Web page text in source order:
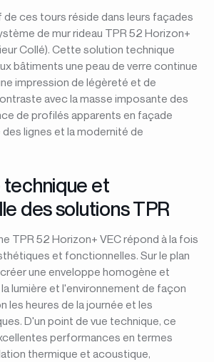
ces tours réside dans leurs façades
de mur rideau TPR 52 Horizon+
Collé). Cette solution technique
bâtiments une peau de verre continue
impression de légèreté et de
avec la masse imposante des
de profilés apparents en façade
lignes et la modernité de
technique et
des solutions TPR
TPR 52 Horizon+ VEC répond à la fois
et fonctionnelles. Sur le plan
une enveloppe homogène et
lumière et l'environnement de façon
les heures de la journée et les
D'un point de vue technique, ce
performances en termes
thermique et acoustique,